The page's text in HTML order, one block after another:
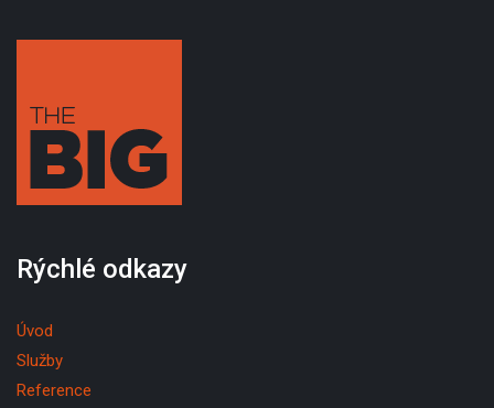
Rýchlé odkazy
Úvod
Služby
Reference